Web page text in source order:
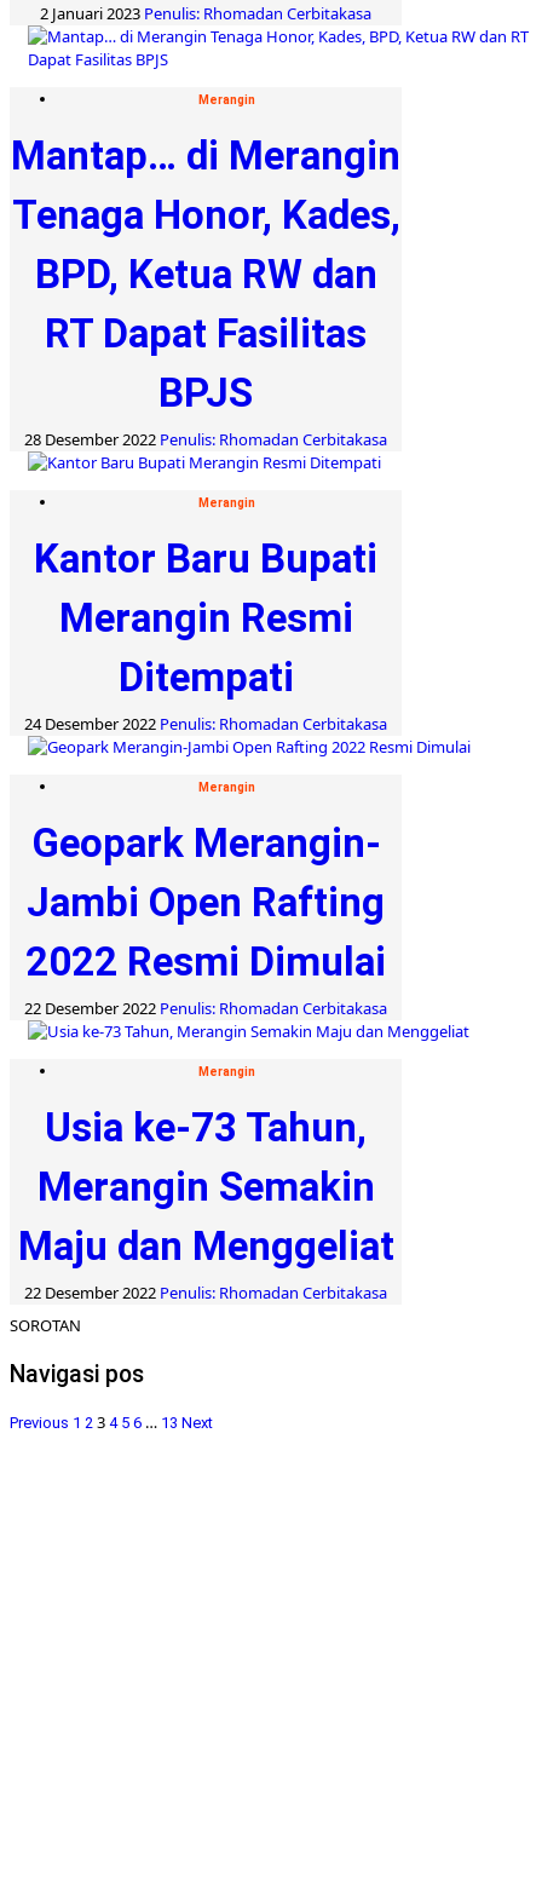
2 Januari 2023 Penulis: Rhomadan Cerbitakasa
Merangin
Mantap… di Merangin
Tenaga Honor, Kades,
BPD, Ketua RW dan
RT Dapat Fasilitas
BPJS
28 Desember 2022 Penulis: Rhomadan Cerbitakasa
Merangin
Kantor Baru Bupati
Merangin Resmi
Ditempati
24 Desember 2022 Penulis: Rhomadan Cerbitakasa
Merangin
Geopark Merangin-
Jambi Open Rafting
2022 Resmi Dimulai
22 Desember 2022 Penulis: Rhomadan Cerbitakasa
Merangin
Usia ke-73 Tahun,
Merangin Semakin
Maju dan Menggeliat
22 Desember 2022 Penulis: Rhomadan Cerbitakasa
SOROTAN
Navigasi pos
Previous 1 2 3 4 5 6 … 13 Next